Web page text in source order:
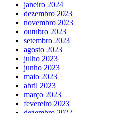
janeiro 2024
dezembro 2023
novembro 2023
outubro 2023
setembro 2023
agosto 2023
julho 2023
junho 2023
maio 2023
abril 2023
março 2023
fevereiro 2023